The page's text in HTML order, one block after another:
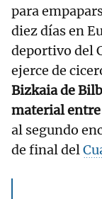
para
diez días en
deportivo del
ejerce de
Bizkaia de
material
al segundo
de final del